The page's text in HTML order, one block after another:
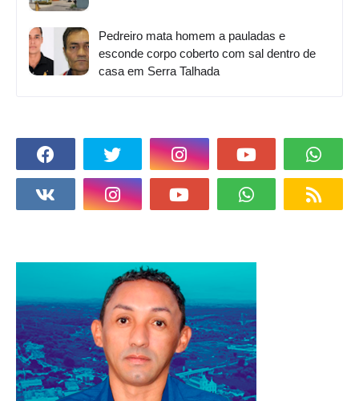
Pedreiro mata homem a pauladas e
esconde corpo coberto com sal dentro de
casa em Serra Talhada